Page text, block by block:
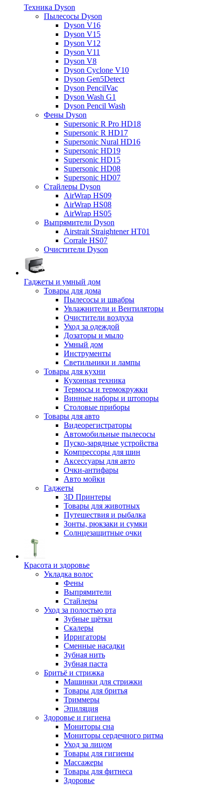
Техника Dyson
Пылесосы Dyson
Dyson V16
Dyson V15
Dyson V12
Dyson V11
Dyson V8
Dyson Cyclone V10
Dyson Gen5Detect
Dyson PencilVac
Dyson Wash G1
Dyson Pencil Wash
Фены Dyson
Supersonic R Pro HD18
Supersonic R HD17
Supersonic Nural HD16
Supersonic HD19
Supersonic HD15
Supersonic HD08
Supersonic HD07
Стайлеры Dyson
AirWrap HS09
AirWrap HS08
AirWrap HS05
Выпрямители Dyson
Airstrait Straightener HT01
Corrale HS07
Очистители Dyson
Гаджеты и умный дом
Товары для дома
Пылесосы и швабры
Увлажнители и Вентиляторы
Очистители воздуха
Уход за одеждой
Дозаторы и мыло
Умный дом
Инструменты
Светильники и лампы
Товары для кухни
Кухонная техника
Термосы и термокружки
Винные наборы и штопоры
Столовые приборы
Товары для авто
Видеорегистраторы
Автомобильные пылесосы
Пуско-зарядные устройства
Компрессоры для шин
Аксессуары для авто
Очки-антифары
Авто мойки
Гаджеты
3D Принтеры
Товары для животных
Путешествия и рыбалка
Зонты, рюкзаки и сумки
Солнцезащитные очки
Красота и здоровье
Укладка волос
Фены
Выпрямители
Стайлеры
Уход за полостью рта
Зубные щётки
Скалеры
Ирригаторы
Сменные насадки
Зубная нить
Зубная паста
Бритьё и стрижка
Машинки для стрижки
Товары для бритья
Триммеры
Эпиляция
Здоровье и гигиена
Мониторы сна
Мониторы сердечного ритма
Уход за лицом
Товары для гигиены
Массажеры
Товары для фитнеса
Здоровье